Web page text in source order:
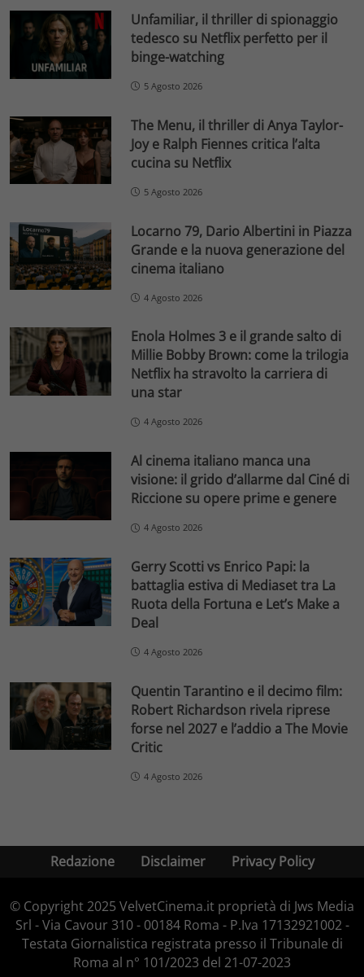
Unfamiliar, il thriller di spionaggio
tedesco su Netflix perfetto per il
binge-watching
5 Agosto 2026
The Menu, il thriller di Anya Taylor-
Joy e Ralph Fiennes critica l’alta
cucina su Netflix
5 Agosto 2026
Locarno 79, Dario Albertini in Piazza
Grande e la nuova generazione del
cinema italiano
4 Agosto 2026
Enola Holmes 3 e il grande salto di
Millie Bobby Brown: come la trilogia
Netflix ha stravolto la carriera di
una star
4 Agosto 2026
Al cinema italiano manca una
visione: il grido d’allarme dal Ciné di
Riccione su opere prime e genere
4 Agosto 2026
Gerry Scotti vs Enrico Papi: la
battaglia estiva di Mediaset tra La
Ruota della Fortuna e Let’s Make a
Deal
4 Agosto 2026
Quentin Tarantino e il decimo film:
Robert Richardson rivela riprese
forse nel 2027 e l’addio a The Movie
Critic
4 Agosto 2026
Redazione Disclaimer Privacy Policy
© Copyright 2025 VelvetCinema.it proprietà di Jws Media
Srl - Via Cavour 310 - 00184 Roma - P.Iva 17132921002 -
Testata Giornalistica registrata presso il Tribunale di
Roma al n° 101/2023 del 21-07-2023